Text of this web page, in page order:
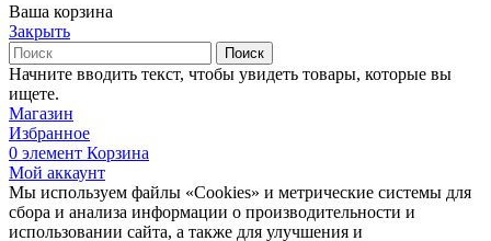
Ваша корзина
Закрыть
Поиск
Начните вводить текст, чтобы увидеть товары, которые вы
ищете.
Магазин
Избранное
0 элемент Корзина
Мой аккаунт
Мы используем файлы «Cookies» и метрические системы для
сбора и анализа информации о производительности и
использовании сайта, а также для улучшения и